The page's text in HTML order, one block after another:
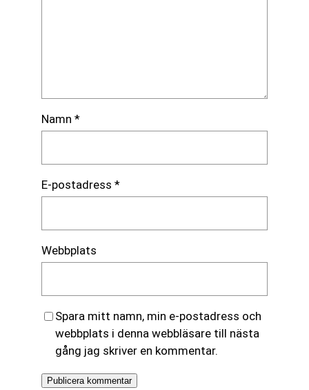
Namn *
E-postadress *
Webbplats
Spara mitt namn, min e-postadress och
webbplats i denna webbläsare till nästa
gång jag skriver en kommentar.